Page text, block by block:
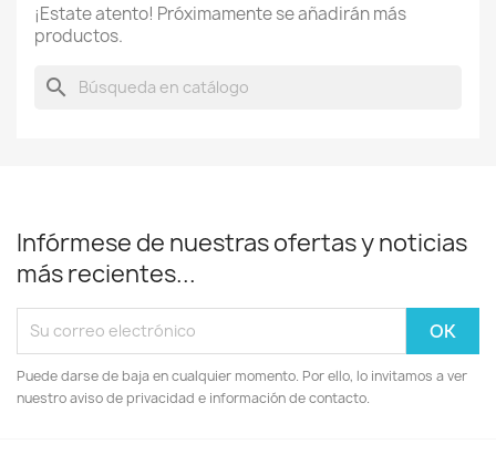
¡Estate atento! Próximamente se añadirán más
productos.
search
Infórmese de nuestras ofertas y noticias
más recientes...
Puede darse de baja en cualquier momento. Por ello, lo invitamos a ver
nuestro aviso de privacidad e información de contacto.